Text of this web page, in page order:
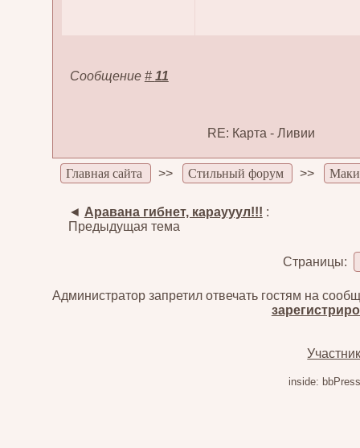
Сообщение # 11
RE: Карта - Ливии
Главная сайта >> Стильный форум >>
◄ Аравана гибнет, караууул!!! :
Предыдущая тема
Страницы:
Администратор запретил отвечать гостям на
inside: